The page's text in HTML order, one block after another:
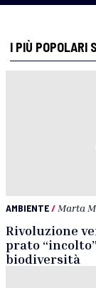
I PIÙ POPOLARI
AMBIENTE/ Marta
Rivoluzione
prato
biodiversità